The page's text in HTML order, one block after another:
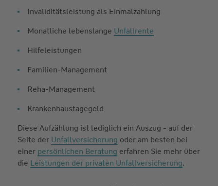
Invaliditätsleistung als Einmalzahlung
Monatliche lebenslange Unfallrente
Hilfeleistungen
Familien-Management
Reha-Management
Krankenhaustagegeld
Diese Aufzählung ist lediglich ein Auszug - auf der
Seite der Unfallversicherung oder am besten bei
einer persönlichen Beratung erfahren Sie mehr über
die Leistungen der privaten Unfallversicherung.